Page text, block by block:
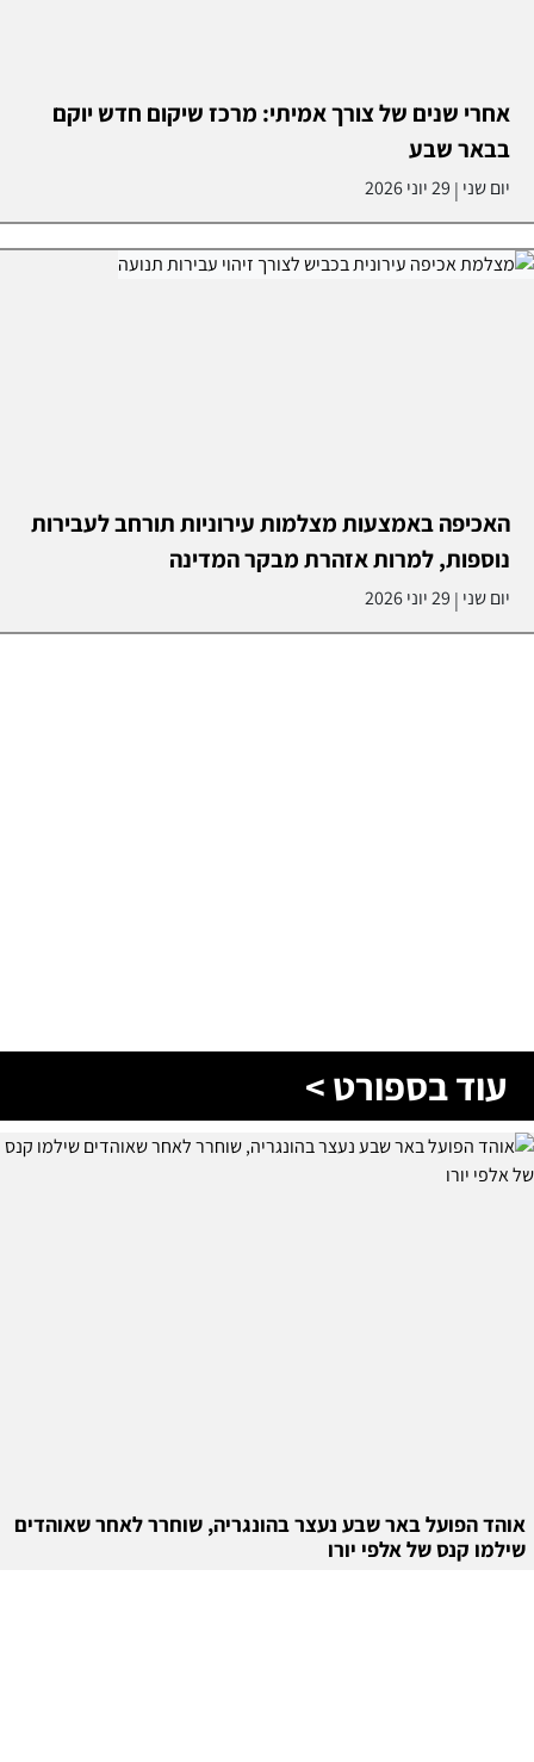
אחרי שנים של צורך אמיתי: מרכז שיקום חדש יוקם
בבאר שבע
יום שני | 29 יוני 2026
האכיפה באמצעות מצלמות עירוניות תורחב לעבירות
נוספות, למרות אזהרת מבקר המדינה
יום שני | 29 יוני 2026
עוד בספורט >
אוהד הפועל באר שבע נעצר בהונגריה, שוחרר לאחר שאוהדים
שילמו קנס של אלפי יורו